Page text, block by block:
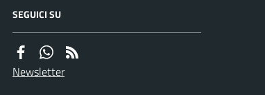
SEGUICI SU
Newsletter